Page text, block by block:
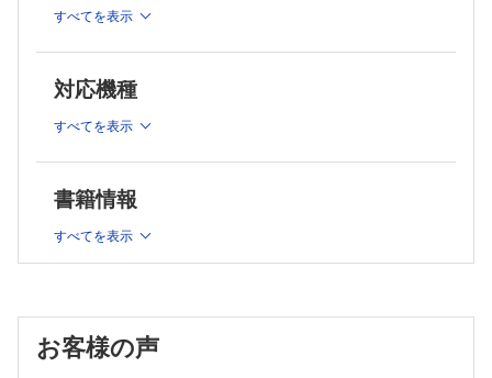
おわりに
科学と技術はどう違う？
Chapter 3．医（メディシン）の実践
二つの航海実験
医療における我と汝
科学と技術を両立させる努力
聞くということも観察のうち
すべてを表示
対応機種
すべてを表示
書籍情報
すべてを表示
お客様の声